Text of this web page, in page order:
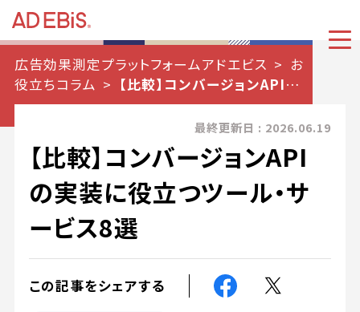
広告効果測定プラットフォームアドエビス
お
役立ちコラム
【比較】コンバージョンAPIの
実装に役立つツール・サービス8選
最終更新日 : 2026.06.19
【比較】コンバージョンAPI
の実装に役立つツール・サ
ービス8選
この記事をシェアする